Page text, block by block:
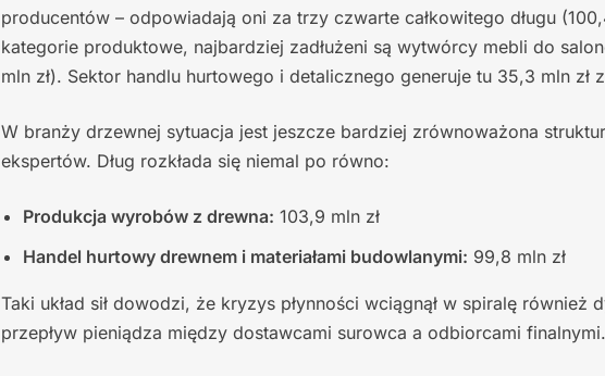
producentów – odpowiadają oni za trzy czwarte całkowitego długu
kategorie produktowe, najbardziej zadłużeni są wytwórcy mebli do
mln zł). Sektor handlu hurtowego i detalicznego generuje tu 35,3 mln zł
W branży drzewnej sytuacja jest jeszcze bardziej zrównoważona
ekspertów. Dług rozkłada się niemal po równo:
Produkcja wyrobów z drewna: 103,9 mln zł
Handel hurtowy drewnem i materiałami budowlanymi: 99,8 mln zł
Taki układ sił dowodzi, że kryzys płynności wciągnął w spiralę również
przepływ pieniądza między dostawcami surowca a odbiorcami finalnymi.